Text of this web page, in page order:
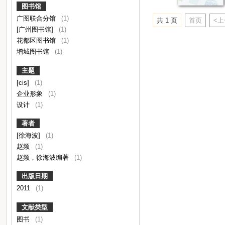
图书馆
广图联合分馆
(1)
[广州图书馆]
(1)
花都区图书馆
(1)
增城图书馆
(1)
主题
[cis]
(1)
企业形象
(1)
设计
(1)
著者
[徐海波]
(1)
赵频
(1)
赵频，徐海波编著
(1)
出版日期
2011
(1)
文献类型
图书
(1)
共 1 页 首页 <